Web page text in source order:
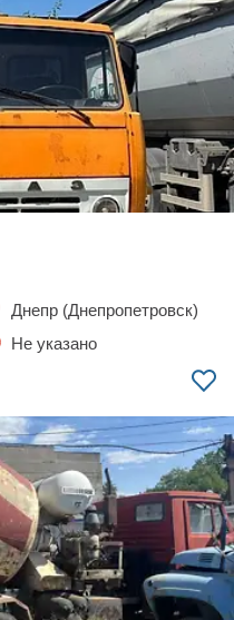
Днепр (Днепропетровск)
Не указано